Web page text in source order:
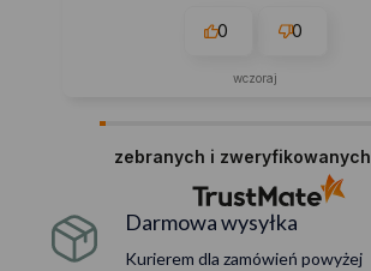
częste promocje. Lubię to. 💯
0 0
wczoraj
zebranych i
Darmowa wysyłka
Kurierem dla zamówień powyżej